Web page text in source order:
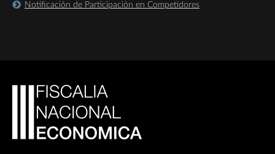
Notificación de Participación en Competidores